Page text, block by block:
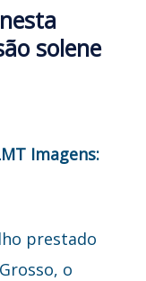
solene
Imagens:
prestado
o